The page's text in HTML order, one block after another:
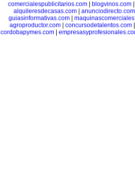
comercialespublicitarios.com| blogvinos.com
alquileresdecasas.com| anunciodirecto.com
guiasinformativas.com
agroproductor.com
concursodetalentos.com
cordobapymes.com|